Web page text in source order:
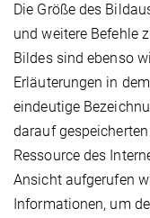
Die Größe des
und weitere Befehle
Bildes sind ebenso
Erläuterungen in
eindeutige
darauf
Ressource des
Ansicht aufgerufen
Informationen, um